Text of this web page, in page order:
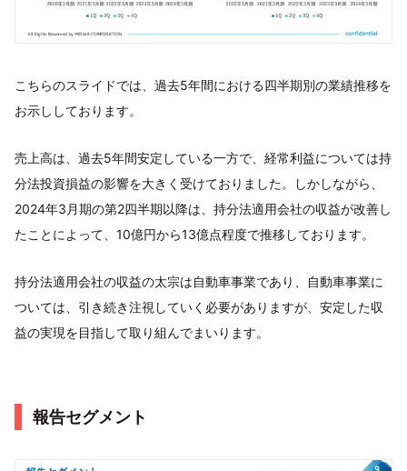
こちらのスライドでは、過去5年間における四半期別の業績推移を
お示ししております。
売上高は、過去5年間安定している一方で、経常利益については持
分法投資損益の影響を大きく受けておりました。しかしながら、
2024年3月期の第2四半期以降は、持分法適用会社の収益が改善し
たことによって、10億円から13億点程度で推移しております。
持分法適用会社の収益の太宗は自動車事業であり、自動車事業に
ついては、引き続き注視していく必要がありますが、安定した収
益の実現を目指して取り組んでまいります。
報告セグメント